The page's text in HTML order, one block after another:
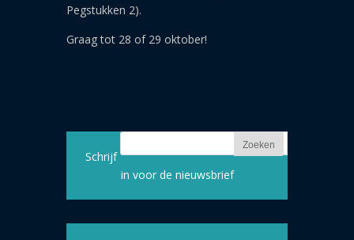
Pegstukken 2).
Graag tot 28 of 29 oktober!
Schrijf
in voor de nieuwsbrief